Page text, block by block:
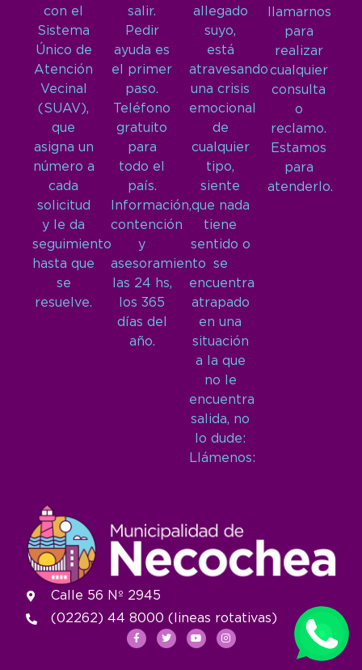
con el
Sistema
Único de
Atención
Vecinal
(SUAV),
que
asigna un
número a
cada
solicitud
y le da
seguimiento
hasta que
se
resuelve.
salir.
Pedir
ayuda es
el primer
paso.
Teléfono
gratuito
para
todo el
país.
Información,
contención
y
asesoramiento
las 24 hs,
los 365
días del
año.
allegado
suyo,
está
atravesando
una crisis
emocional
de
cualquier
tipo,
siente
que nada
tiene
sentido o
se
encuentra
atrapado
en una
situación
a la que
no le
encuentra
salida, no
lo dude:
Llámenos:
llamarnos
para
realizar
cualquier
consulta
o
reclamo.
Estamos
para
atenderlo.
Calle 56 Nº 2945
(02262) 44 8000 (lineas rotativas)